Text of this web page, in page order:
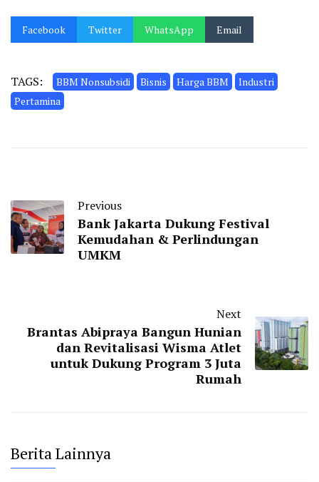
Facebook Twitter WhatsApp Email
TAGS: BBM Nonsubsidi Bisnis Harga BBM
Industri
Pertamina
Previous
Bank Jakarta Dukung Festival
Kemudahan & Perlindungan
UMKM
Next
Brantas Abipraya Bangun Hunian
dan Revitalisasi Wisma Atlet
untuk Dukung Program 3 Juta
Rumah
Berita Lainnya